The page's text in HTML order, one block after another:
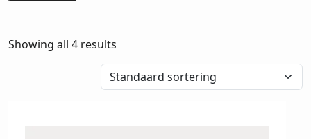
Showing all 4 results